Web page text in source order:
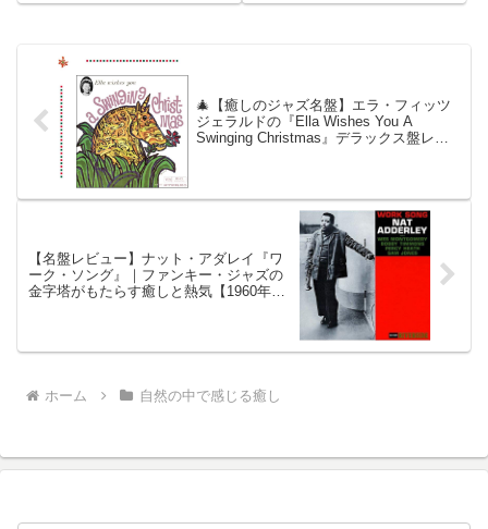
🎄【癒しのジャズ名盤】エラ・フィッツ
ジェラルドの『Ella Wishes You A
Swinging Christmas』デラックス盤レビ
【名盤レビュー】ナット・アダレイ『ワ
ーク・ソング』｜ファンキー・ジャズの
金字塔がもたらす癒しと熱気【1960年録
ホーム 自然の中で感じる癒し